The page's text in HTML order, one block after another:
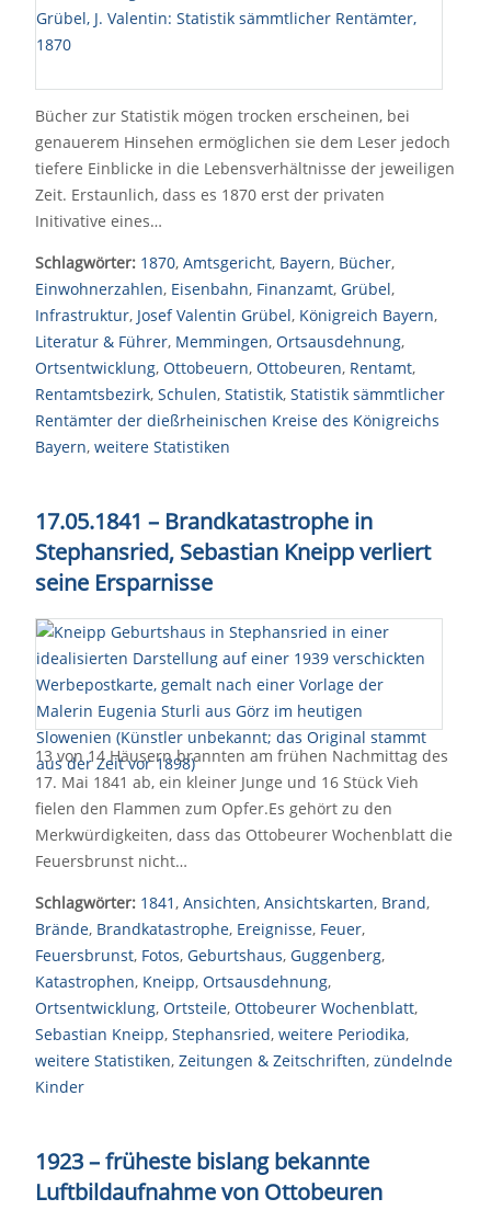
Bücher zur Statistik mögen trocken erscheinen, bei
genauerem Hinsehen ermöglichen sie dem Leser jedoch
tiefere Einblicke in die Lebensverhältnisse der jeweiligen
Zeit. Erstaunlich, dass es 1870 erst der privaten
Initivative eines…
Schlagwörter: 1870, Amtsgericht, Bayern, Bücher,
Einwohnerzahlen, Eisenbahn, Finanzamt, Grübel,
Infrastruktur, Josef Valentin Grübel, Königreich Bayern,
Literatur & Führer, Memmingen, Ortsausdehnung,
Ortsentwicklung, Ottobeuern, Ottobeuren, Rentamt,
Rentamtsbezirk, Schulen, Statistik, Statistik sämmtlicher
Rentämter der dießrheinischen Kreise des Königreichs
Bayern, weitere Statistiken
17.05.1841 – Brandkatastrophe in
Stephansried, Sebastian Kneipp verliert
seine Ersparnisse
13 von 14 Häusern brannten am frühen Nachmittag des
17. Mai 1841 ab, ein kleiner Junge und 16 Stück Vieh
fielen den Flammen zum Opfer.Es gehört zu den
Merkwürdigkeiten, dass das Ottobeurer Wochenblatt die
Feuersbrunst nicht…
Schlagwörter: 1841, Ansichten, Ansichtskarten, Brand,
Brände, Brandkatastrophe, Ereignisse, Feuer,
Feuersbrunst, Fotos, Geburtshaus, Guggenberg,
Katastrophen, Kneipp, Ortsausdehnung,
Ortsentwicklung, Ortsteile, Ottobeurer Wochenblatt,
Sebastian Kneipp, Stephansried, weitere Periodika,
weitere Statistiken, Zeitungen & Zeitschriften, zündelnde
Kinder
1923 – früheste bislang bekannte
Luftbildaufnahme von Ottobeuren